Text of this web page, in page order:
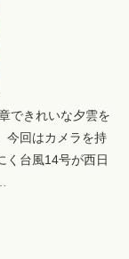
できれいな夕雲を
今回はカメラを持
く台風14号が西日